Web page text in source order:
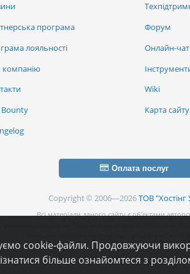
cookie-файли. Продовжуючи
більше ознайомтеся з
програма
лояльності
компанію
Bounty
Форум
Онлайн-чат
Wiki
Карта сайту
Оплата послуг
Copyright © 2006—2026ТОВ "Хостінг
Всі матеріали даного сайту є об’єктами